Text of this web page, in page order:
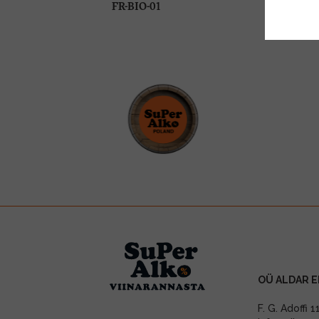
FR-BIO-01
OÜ ALDAR
F. G. Adoffi